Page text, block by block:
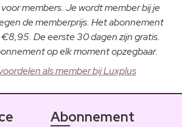
members. Je wordt member bij je
de memberprijs. Het abonnement
De eerste 30 dagen zijn gratis.
op elk moment opzegbaar.
als member bij Luxplus
Abonnement